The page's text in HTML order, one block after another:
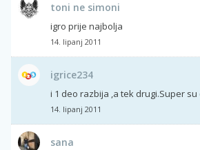
toni ne simoni
igro prije najbolja
14. lipanj 2011
igrice234
i 1 deo razbija ,a tek drugi.Super su
14. lipanj 2011
sana